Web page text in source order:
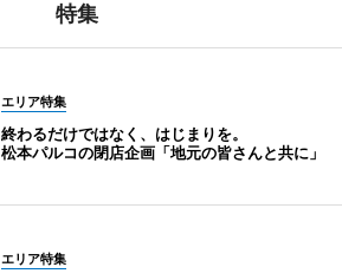
特集
エリア特集
終わるだけではなく、はじまりを。
松本パルコの閉店企画「地元の皆さんと共に」
エリア特集